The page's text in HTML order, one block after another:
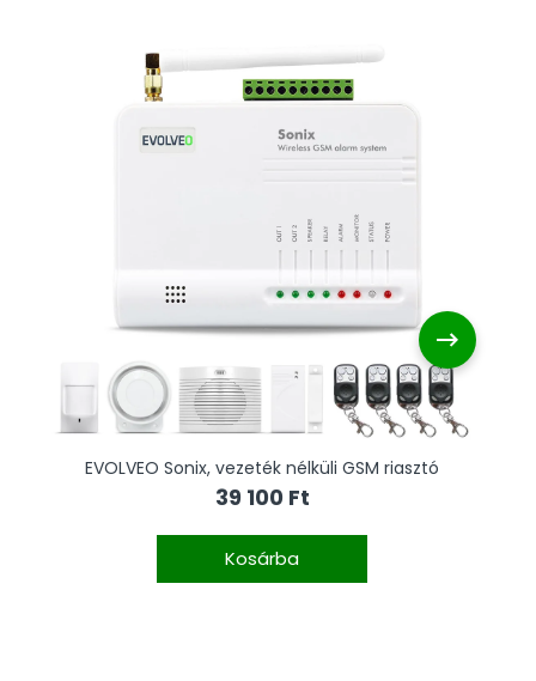
EVOLVEO Sonix, vezeték nélküli GSM riasztó
39 100 Ft
Kosárba